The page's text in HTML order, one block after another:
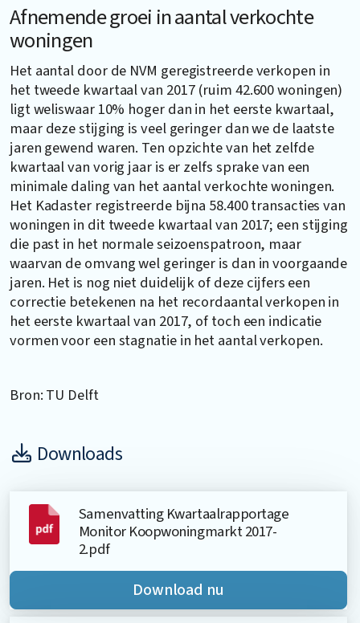
Afnemende groei in aantal verkochte
woningen
Het aantal door de NVM geregistreerde verkopen in
het tweede kwartaal van 2017 (ruim 42.600 woningen)
ligt weliswaar 10% hoger dan in het eerste kwartaal,
maar deze stijging is veel geringer dan we de laatste
jaren gewend waren. Ten opzichte van het zelfde
kwartaal van vorig jaar is er zelfs sprake van een
minimale daling van het aantal verkochte woningen.
Het Kadaster registreerde bijna 58.400 transacties van
woningen in dit tweede kwartaal van 2017; een stijging
die past in het normale seizoenspatroon, maar
waarvan de omvang wel geringer is dan in voorgaande
jaren. Het is nog niet duidelijk of deze cijfers een
correctie betekenen na het recordaantal verkopen in
het eerste kwartaal van 2017, of toch een indicatie
vormen voor een stagnatie in het aantal verkopen.
Bron: TU Delft
Downloads
Samenvatting Kwartaalrapportage
Monitor Koopwoningmarkt 2017-
2.pdf
Download nu